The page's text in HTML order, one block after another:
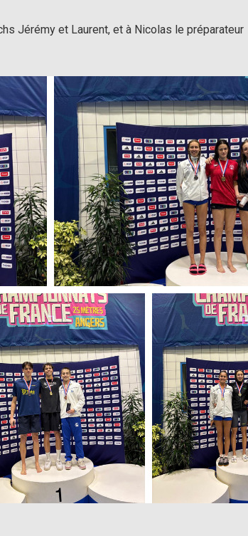
Jérémy et Laurent, et à Nicolas le préparateur